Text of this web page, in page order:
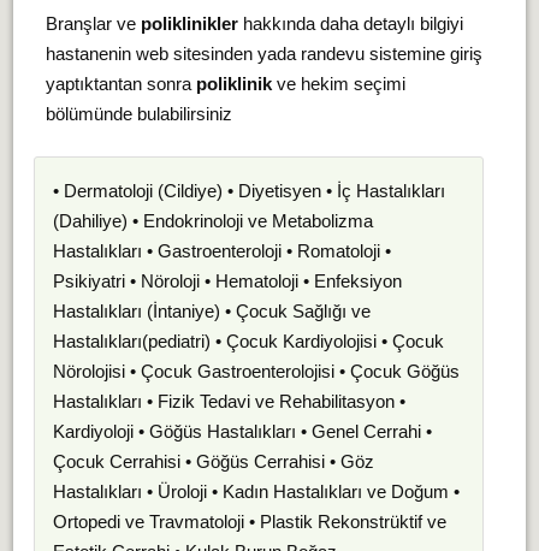
Branşlar ve polikliniklerhakkında daha detaylı bilgiyi
hastanenin web sitesinden yada randevu sistemine giriş
yaptıktantan sonra poliklinikve hekim seçimi
bölümünde bulabilirsiniz
• Dermatoloji (Cildiye) • Diyetisyen • İç Hastalıkları
(Dahiliye) • Endokrinoloji ve Metabolizma
Hastalıkları • Gastroenteroloji • Romatoloji •
Psikiyatri • Nöroloji • Hematoloji • Enfeksiyon
Hastalıkları (İntaniye) • Çocuk Sağlığı ve
Hastalıkları(pediatri) • Çocuk Kardiyolojisi • Çocuk
Nörolojisi • Çocuk Gastroenterolojisi • Çocuk Göğüs
Hastalıkları • Fizik Tedavi ve Rehabilitasyon •
Kardiyoloji • Göğüs Hastalıkları • Genel Cerrahi •
Çocuk Cerrahisi • Göğüs Cerrahisi • Göz
Hastalıkları • Üroloji • Kadın Hastalıkları ve Doğum •
Ortopedi ve Travmatoloji • Plastik Rekonstrüktif ve